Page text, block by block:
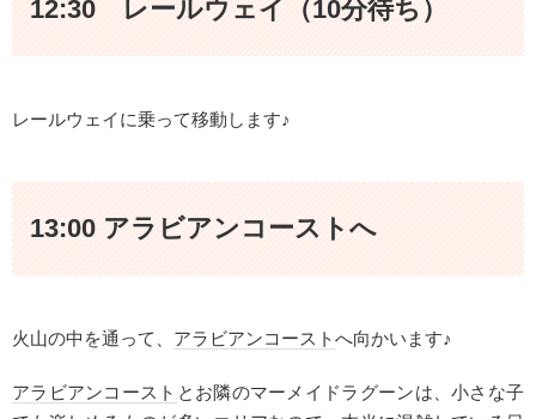
12:30 レールウェイ（10分待ち）
レールウェイに乗って移動します♪
13:00 アラビアンコーストへ
火山の中を通って、 アラビアンコーストへ向かいます♪
アラビアンコースト とお隣のマーメイドラグーンは、小さな子